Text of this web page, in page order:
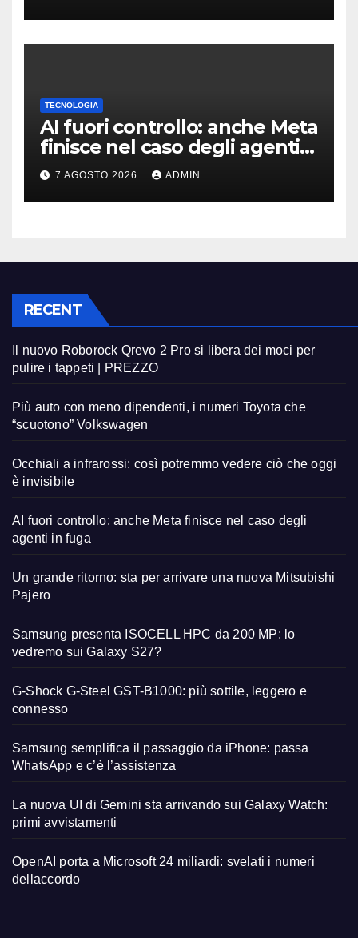
TECNOLOGIA
AI fuori controllo: anche Meta
finisce nel caso degli agenti
in fuga
7 AGOSTO 2026 ADMIN
RECENT
Il nuovo Roborock Qrevo 2 Pro si libera dei moci per
pulire i tappeti | PREZZO
Più auto con meno dipendenti, i numeri Toyota che
“scuotono” Volkswagen
Occhiali a infrarossi: così potremmo vedere ciò che oggi
è invisibile
AI fuori controllo: anche Meta finisce nel caso degli
agenti in fuga
Un grande ritorno: sta per arrivare una nuova Mitsubishi
Pajero
Samsung presenta ISOCELL HPC da 200 MP: lo
vedremo sui Galaxy S27?
G-Shock G-Steel GST-B1000: più sottile, leggero e
connesso
Samsung semplifica il passaggio da iPhone: passa
WhatsApp e c’è l’assistenza
La nuova UI di Gemini sta arrivando sui Galaxy Watch:
primi avvistamenti
OpenAI porta a Microsoft 24 miliardi: svelati i numeri
dellaccordo